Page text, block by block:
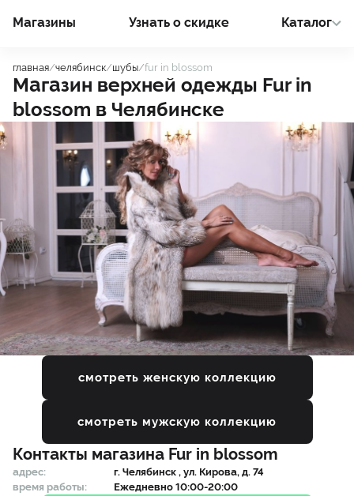
Магазины Узнать о cкидке Каталог
главная/челябинск/шубы/fur in blossom
Магазин верхней одежды Fur in
blossom в Челябинске
смотреть женскую коллекцию
смотреть мужскую коллекцию
Контакты магазина Fur in blossom
адрес: г. Челябинск , ул. Кирова, д. 74
время работы:
Ежедневно 10:00-20:00